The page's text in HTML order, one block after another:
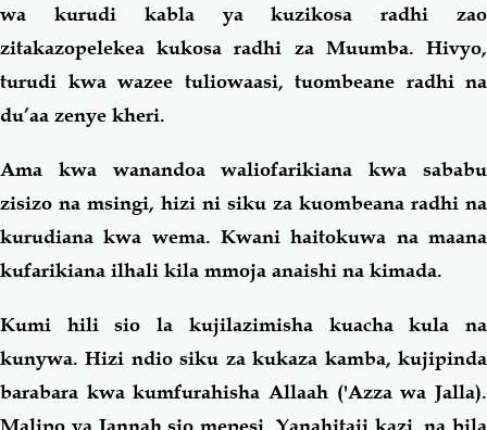
wa kurudi kabla ya kuzikosa radhi zao
zitakazopelekea kukosa radhi za Muumba. Hivyo,
turudi kwa wazee tuliowaasi, tuombeane radhi na
du’aa zenye kheri.
Ama kwa wanandoa waliofarikiana kwa sababu
zisizo na msingi, hizi ni siku za kuombeana radhi na
kurudiana kwa wema. Kwani haitokuwa na maana
kufarikiana ilhali kila mmoja anaishi na kimada.
Kumi hili sio la kujilazimisha kuacha kula na
kunywa. Hizi ndio siku za kukaza kamba, kujipinda
barabara kwa kumfurahisha Allaah ('Azza wa Jalla).